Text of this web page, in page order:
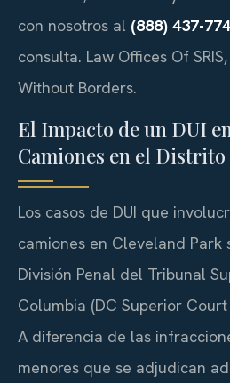
con nosotros al (888) 437-
consulta. Law Offices Of
Without Borders.
El Impacto de un DUI
Camiones en el
Los casos de DUI que
camiones en Cleveland Park
División Penal del Tribunal
Columbia (DC Superior
A diferencia de las
menores que se adjudican